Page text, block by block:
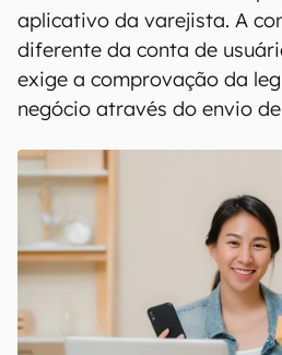
Para vender na Amazon, é
cadastro como vendedor
aplicativo da varejista. A
diferente da conta de
exige a comprovação da